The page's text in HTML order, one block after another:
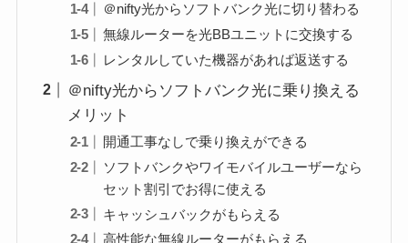
＠nifty光からソフトバンク光に切り替わる
無線ルーターを光BBユニットに交換する
レンタルしていた機器があれば返送する
＠nifty光からソフトバンク光に乗り換える
メリット
開通工事なしで乗り換えができる
ソフトバンクやワイモバイルユーザーなら
セット割引でお得に使える
キャッシュバックがもらえる
高性能な無線ルーターがもらえる